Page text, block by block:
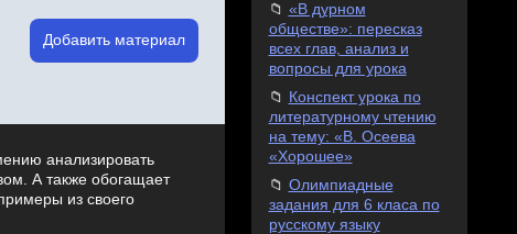
Добавить материал
анализировать
А также обогащает
из своего
«В дурном
обществе»: пересказ
всех глав, анализ и
вопросы для урока
Конспект урока по
литературному чтению
на тему: «В. Осеева
«Хорошее»
Олимпиадные
задания для 6 класа по
русскому языку